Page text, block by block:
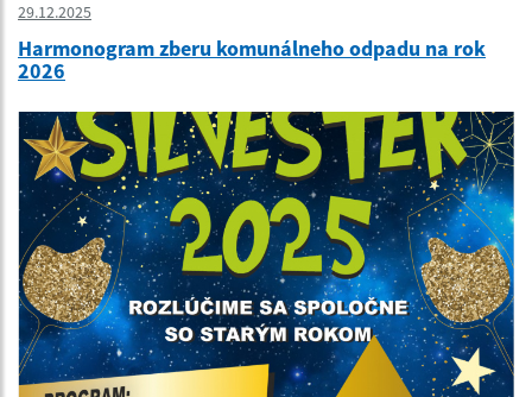
29.12.2025
Harmonogram zberu komunálneho odpadu na rok
2026